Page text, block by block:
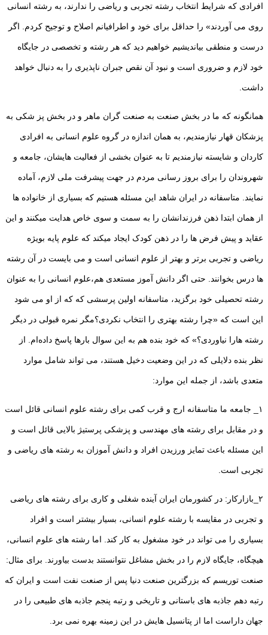
افرادی که شرایط انتخاب رشته تجربی و ریاضی را ندارند، به رشته انسانی
روی می آوردند» را حداقل برای خود و اطرافیانم اصلاح و توجیح کردم. اگر
درست و منطقی بیاندیشیم خواهیم دید که هر رشته و تخصصی در جایگاه
خود لازم و ضروری است و نبود آن نقص جبران ناپذیری را به دنبال خواهد
داشت.
همانگونه که ما در بخش صنعت به صنعت گران ماهر و در بخش پز شکی به
پزشکان قهار نیازمندیم، به همان اندازه در گروه علوم انسانی به افرادی
کاردان و شایسته نیازمندیم تا به عنوان بخشی از فعالیت هایشان، جامعه و
شهروندان را برای بروز رسانی مردم در جهت پیشرفت ملی لازم، آماده
نمایند. متاسفانه در ایران شاهد این مسئله هستیم که بسیاری از خانواده ها
از همان ابتدا ذهن فرزندانشان را به سمت و سوی خاص هدایت میکنند و این
عقاید و پیش فرض ها را در ذهن کودک ایجاد میکند که علوم پایه بویژه
ریاضی و تجربی برتر و بهتر از علوم انسانی است و می بایست در آن رشته
ها درس بخوانند. حتی اگر دانش آموز مستعدی هم،علوم انسانی را به عنوان
رشته تحصیلی خود برگزید، متاسفانه اولین پرسشی که که از او می شود
این است که «چرا رشته بهتری را انتخاب نکردی؟مگر نمره قبولی در دیگر
رشته هارا نیاوردی؟» که خود بنده هم به این سوال بارها پاسخ داده‌ام. از
نظر بنده دلایلی که در این وضعیت دخیل هستند، می تواند شامل موارد
متعدی باشد، از جمله این موارد:
۱_ جامعه ما متاسفانه ارج و قرب کمی برای رشته علوم انسانی قائل است
و در مقابل برای رشته های مهندسی و پزشکی پرستیژ بالایی قائل است و
این مسئله باعث تمایز ورزیدن افراد و دانش آموزان به رشته های ریاضی و
تجربی است.
۲_بازارکار: در کشورمان ایران آینده شغلی و کاری برای رشته های ریاضی
و تجربی در مقایسه با رشته علوم انسانی، بسیار بیشتر است و افراد
بسیاری را می تواند در خود مشغول به کار کند. اما رشته های علوم انسانی،
هیچگاه، جایگاه لازم را در بخش مشاغل نتوانستند بدست بیاورند. برای مثال:
صنعت توریسم که بزرگترین صنعت دنیا پس از صنعت نفت است و ایران که
رتبه دهم جاذبه های باستانی و تاریخی و رتبه پنجم جاذبه های طبیعی را در
جهان داراست اما از پتانسیل هایش در این زمینه بهره نمی برد.